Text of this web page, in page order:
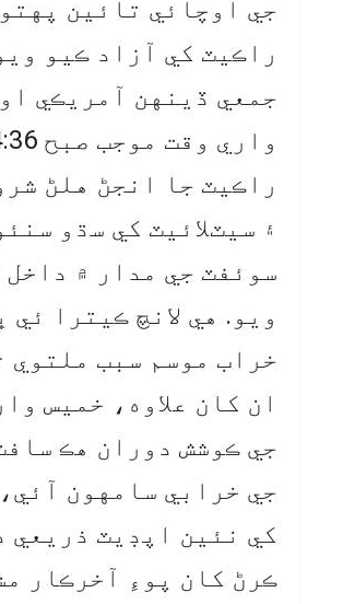
جي اوچائي تائين
راڪيٽ کي آزاد ڪيو
جمعي ڏينهن آمريڪي
راڪيٽ جا انجڻ هلڻ
۽ سيٽلائيٽ کي سڌو
سوئفٽ جي مدار ۾ داخل
ويو. هي لانچ ڪيترا ئي
خراب موسم سبب ملتوي
ان کان علاوه، خميس
جي ڪوشش دوران هڪ
جي خرابي سامهون
کي نئين اپڊيٽ ذريعي
ڪرڻ کان پوءِ آخرڪار